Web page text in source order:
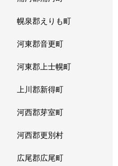
幌泉郡えりも町
河東郡音更町
河東郡上士幌町
上川郡新得町
河西郡芽室町
河西郡更別村
広尾郡広尾町